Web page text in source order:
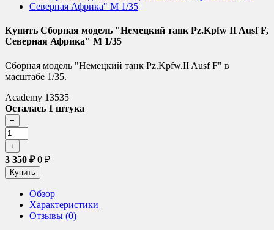
Купить Сборная модель "Немецкий танк Pz.Kpfw II Ausf F,
Северная Африка" М 1/35
Сборная модель "Немецкий танк Pz.Kpfw.II Ausf F" в
масштабе 1/35.
Academy 13535
Осталась 1 штука
3 350 ₽0 ₽
Обзор
Характеристики
Отзывы (0)